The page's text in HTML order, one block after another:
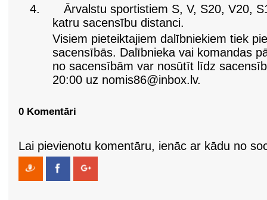
4.
Ārvalstu sportistiem S, V, S20, V20,
katru sacensību distanci.
Visiem pieteiktajiem dalībniekiem tiek
sacensībās. Dalībnieka vai komandas
no sacensībām var nosūtīt līdz
20:00 uz nomis86@inbox.lv.
0 Komentāri
Lai pievienotu komentāru, ienāc ar kādu no